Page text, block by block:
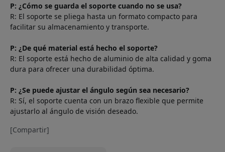
P: ¿Cómo se guarda el soporte cuando no se usa?
R: El soporte se pliega hasta un formato compacto para
facilitar su almacenamiento y transporte.
P: ¿De qué material está hecho el soporte?
R: El soporte está hecho de aluminio de alta calidad y goma
dura para ofrecer una durabilidad óptima.
P: ¿Se puede ajustar el ángulo según sea necesario?
R: Sí, el soporte cuenta con un brazo flexible que permite
ajustarlo al ángulo de visión deseado.
[Compartir]